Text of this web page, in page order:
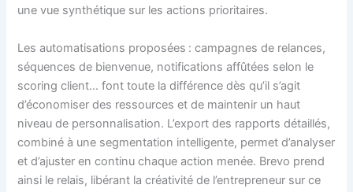
une vue synthétique sur les actions prioritaires.
Les automatisations proposées : campagnes de relances,
séquences de bienvenue, notifications affûtées selon le
scoring client… font toute la différence dès qu’il s’agit
d’économiser des ressources et de maintenir un haut
niveau de personnalisation. L’export des rapports détaillés,
combiné à une segmentation intelligente, permet d’analyser
et d’ajuster en continu chaque action menée. Brevo prend
ainsi le relais, libérant la créativité de l’entrepreneur sur ce